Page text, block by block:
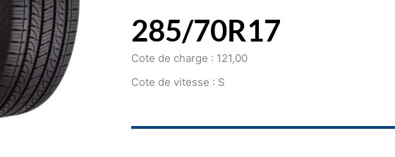
285/70R17
Cote de charge : 121,00
Cote de vitesse : S